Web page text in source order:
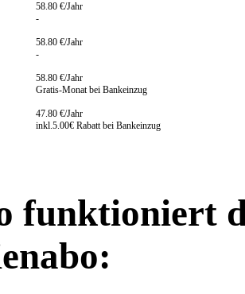
58.80 €/Jahr
-
58.80 €/Jahr
-
58.80 €/Jahr
Gratis-Monat bei Bankeinzug
47.80 €/Jahr
inkl.5.00€ Rabatt bei Bankeinzug
funktioniert